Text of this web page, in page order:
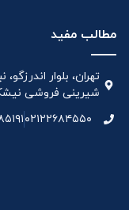
مطالب مفید
شیرینی فروشی نیشکر)،
۰۲۱۲۲۶۸۴۵۵۰